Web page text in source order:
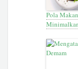
Pola